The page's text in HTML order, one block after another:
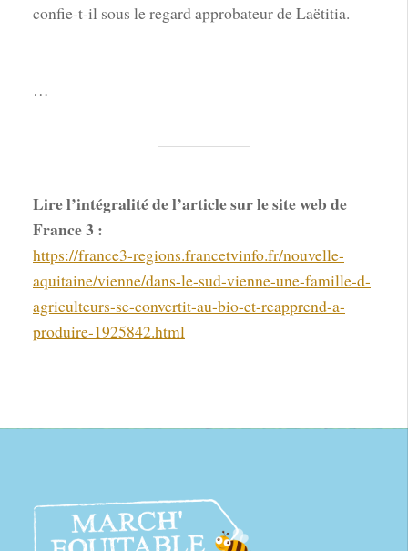
confie-t-il sous le regard approbateur de Laëtitia.
…
Lire l’intégralité de l’article sur le site web de
France 3 :
https://france3-regions.francetvinfo.fr/nouvelle-
aquitaine/vienne/dans-le-sud-vienne-une-famille-d-
agriculteurs-se-convertit-au-bio-et-reapprend-a-
produire-1925842.html